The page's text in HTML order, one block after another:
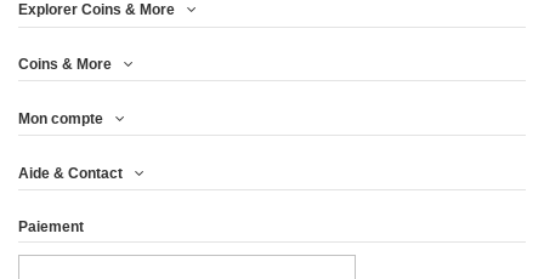
Tirage :
AND PHOENIX...
333,29 €
Explorer Coins & More
Coins & More
Mon compte
Aide & Contact
Paiement